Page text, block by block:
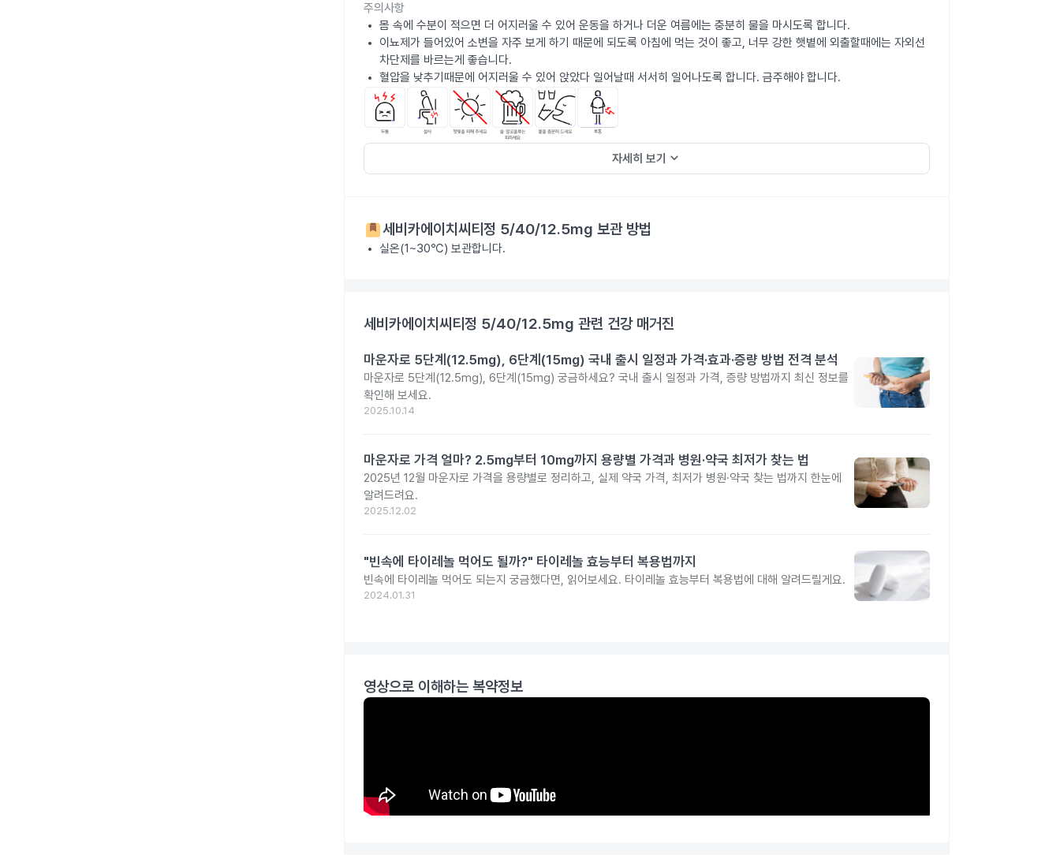
주의사항
몸 속에 수분이 적으면 더 어지러울 수 있어 운동을 하거나 더운 여름에는 충분히 물을 마시도록 합니다.
이뇨제가 들어있어 소변을 자주 보게 하기 때문에 되도록 아침에 먹는 것이 좋고, 너무 강한 햇볕에 외출할때에는 자외선
차단제를 바르는게 좋습니다.
혈압을 낮추기때문에 어지러울 수 있어 앉았다 일어날때 서서히 일어나도록 합니다. 금주해야 합니다.
자세히 보기 keyboard_arrow_down
세비카에이치씨티정 5/40/12.5mg 보관 방법
실온(1~30℃) 보관합니다.
세비카에이치씨티정 5/40/12.5mg 관련 건강 매거진
마운자로 5단계(12.5mg), 6단계(15mg) 국내 출시 일정과 가격·효과·증량 방법 전격 분석
마운자로 5단계(12.5mg), 6단계(15mg) 궁금하세요? 국내 출시 일정과 가격, 증량 방법까지 최신 정보를
확인해 보세요.
2025.10.14
마운자로 가격 얼마? 2.5mg부터 10mg까지 용량별 가격과 병원·약국 최저가 찾는 법
2025년 12월 마운자로 가격을 용량별로 정리하고, 실제 약국 가격, 최저가 병원·약국 찾는 법까지 한눈에
알려드려요.
2025.12.02
"빈속에 타이레놀 먹어도 될까?" 타이레놀 효능부터 복용법까지
빈속에 타이레놀 먹어도 되는지 궁금했다면, 읽어보세요. 타이레놀 효능부터 복용법에 대해 알려드릴게요.
2024.01.31
영상으로 이해하는 복약정보